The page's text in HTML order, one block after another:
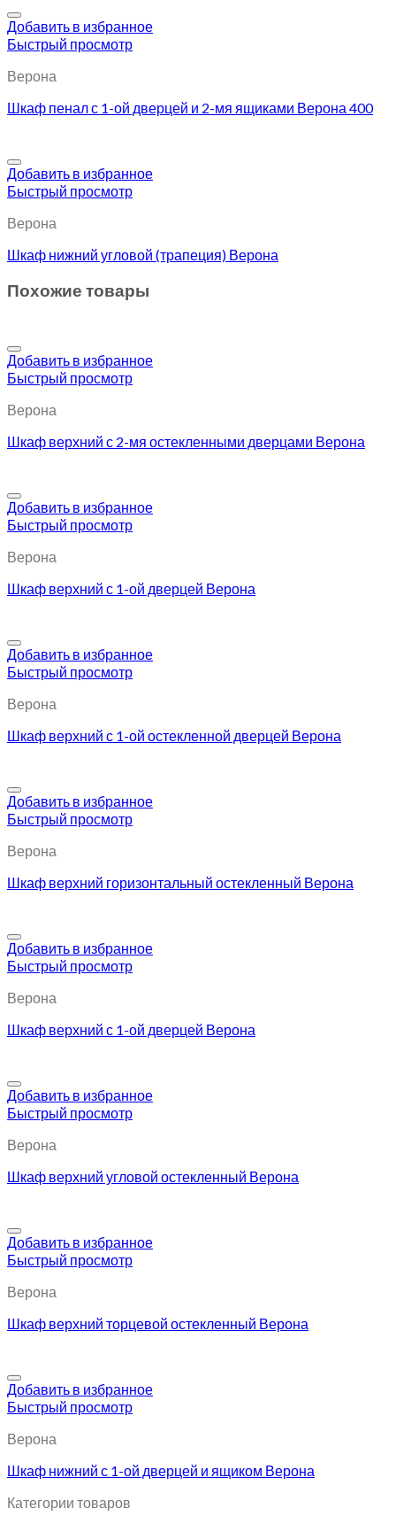
Добавить в избранное
Быстрый просмотр
Верона
Шкаф пенал с 1-ой дверцей и 2-мя ящиками Верона 400
Добавить в избранное
Быстрый просмотр
Верона
Шкаф нижний угловой (трапеция) Верона
Похожие товары
Добавить в избранное
Быстрый просмотр
Верона
Шкаф верхний с 2-мя остекленными дверцами Верона
Добавить в избранное
Быстрый просмотр
Верона
Шкаф верхний с 1-ой дверцей Верона
Добавить в избранное
Быстрый просмотр
Верона
Шкаф верхний с 1-ой остекленной дверцей Верона
Добавить в избранное
Быстрый просмотр
Верона
Шкаф верхний горизонтальный остекленный Верона
Добавить в избранное
Быстрый просмотр
Верона
Шкаф верхний с 1-ой дверцей Верона
Добавить в избранное
Быстрый просмотр
Верона
Шкаф верхний угловой остекленный Верона
Добавить в избранное
Быстрый просмотр
Верона
Шкаф верхний торцевой остекленный Верона
Добавить в избранное
Быстрый просмотр
Верона
Шкаф нижний с 1-ой дверцей и ящиком Верона
Категории товаров